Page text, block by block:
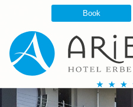
Book